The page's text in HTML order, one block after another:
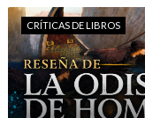
CRÍTICAS DE LIBROS